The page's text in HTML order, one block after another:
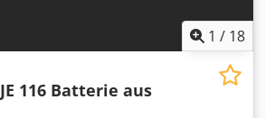
1 / 18
116 Batterie aus